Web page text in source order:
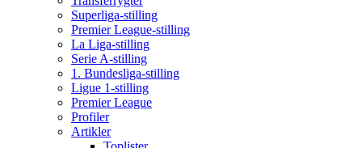
Superliga-stilling
Premier League-stilling
La Liga-stilling
Serie A-stilling
1. Bundesliga-stilling
Ligue 1-stilling
Premier League
Profiler
Artikler